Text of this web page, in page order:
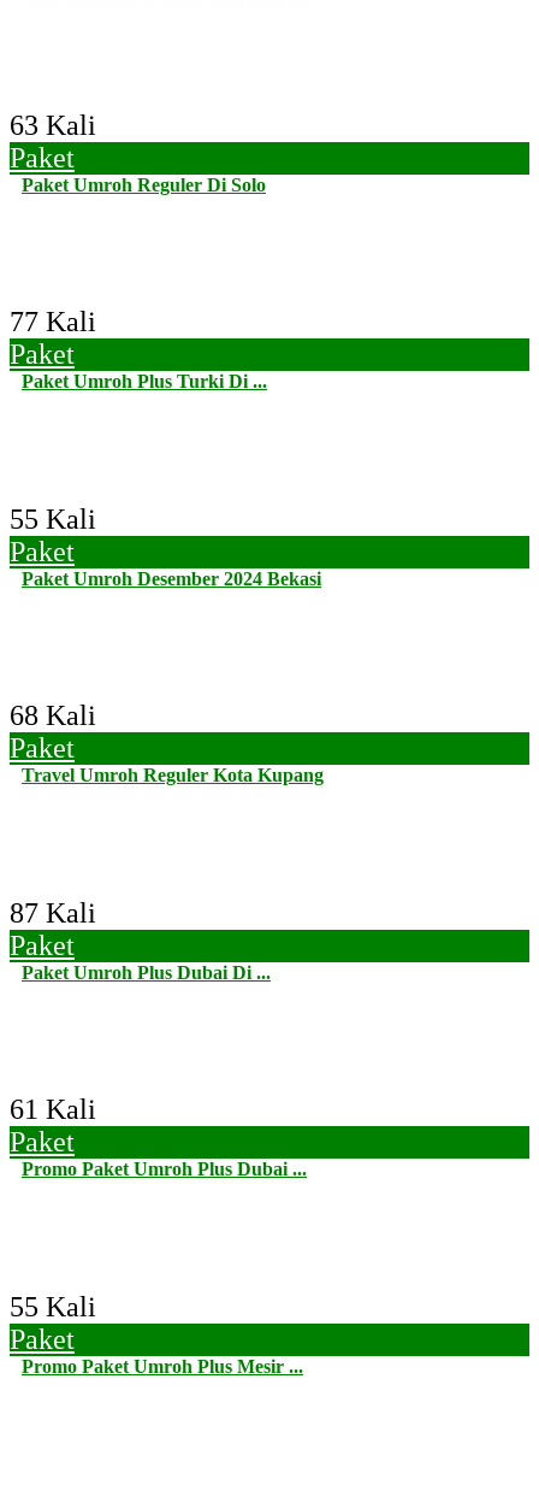
63 Kali
Paket
Paket Umroh Reguler Di Solo
77 Kali
Paket
Paket Umroh Plus Turki Di ...
55 Kali
Paket
Paket Umroh Desember 2024 Bekasi
68 Kali
Paket
Travel Umroh Reguler Kota Kupang
87 Kali
Paket
Paket Umroh Plus Dubai Di ...
61 Kali
Paket
Promo Paket Umroh Plus Dubai ...
55 Kali
Paket
Promo Paket Umroh Plus Mesir ...